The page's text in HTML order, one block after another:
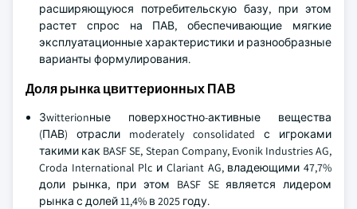
расширяющуюся потребительскую базу, при этом
растет спрос на ПАВ, обеспечивающие мягкие
эксплуатационные характеристики и разнообразные
варианты формулирования.
Доля рынка цвиттерионных ПАВ
Зwitterionные поверхностно-активные вещества
(ПАВ) отрасли moderately consolidated с игроками
такими как BASF SE, Stepan Company, Evonik Industries AG,
Croda International Plc и Clariant AG, владеющими 47,7%
доли рынка, при этом BASF SE является лидером
рынка с долей 11,4% в 2025 году.